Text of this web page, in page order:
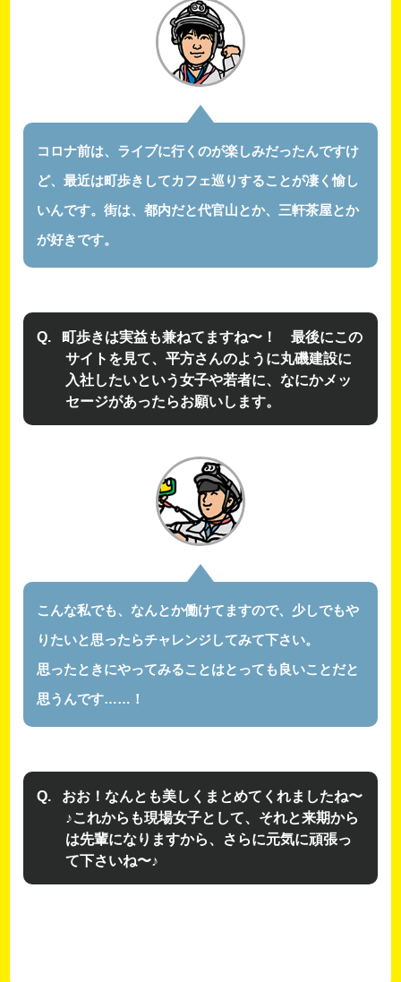
コロナ前は、ライブに行くのが楽しみだったんですけ
ど、最近は町歩きしてカフェ巡りすることが凄く愉し
いんです。街は、都内だと代官山とか、三軒茶屋とか
が好きです。
町歩きは実益も兼ねてますね〜！ 最後にこの
サイトを見て、平方さんのように丸磯建設に
入社したいという女子や若者に、なにかメッ
セージがあったらお願いします。
こんな私でも、なんとか働けてますので、少しでもや
りたいと思ったらチャレンジしてみて下さい。
思ったときにやってみることはとっても良いことだと
思うんです……！
おお！なんとも美しくまとめてくれましたね〜
♪これからも現場女子として、それと来期から
は先輩になりますから、さらに元気に頑張っ
て下さいね〜♪